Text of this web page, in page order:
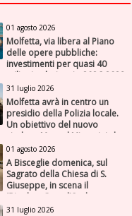
01 agosto 2026
Molfetta, via libera al Piano
delle opere pubbliche:
investimenti per quasi 40
milioni nel triennio 2026-2028
31 luglio 2026
Molfetta avrà in centro un
presidio della Polizia locale.
Un obiettivo del nuovo
sindaco Manuel Minervini che
diviene realtà, con la speranza
di maggiore efficienza e
presenza sul territorio
01 agosto 2026
A Bisceglie domenica, sul
Sagrato della Chiesa di S.
Giuseppe, in scena il
“Rigoletto” con l’Orchestra
Sinfonica Federiciana
31 luglio 2026